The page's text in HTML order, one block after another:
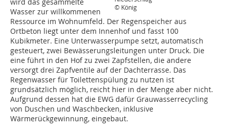
© König
wird das gesammelte
Wasser zur willkommenen
Ressource im Wohnumfeld. Der Regenspeicher aus
Ortbeton liegt unter dem Innenhof und fasst 100
Kubikmeter. Eine Unterwasserpumpe setzt, automatisch
gesteuert, zwei Bewässerungsleitungen unter Druck. Die
eine führt in den Hof zu zwei Zapfstellen, die andere
versorgt drei Zapfventile auf der Dachterrasse. Das
Regenwasser für Toilettenspülung zu nutzen ist
grundsätzlich möglich, reicht hier in der Menge aber nicht.
Aufgrund dessen hat die EWG dafür Grauwasserrecycling
von Duschen und Waschbecken, inklusive
Wärmerückgewinnung, eingebaut.